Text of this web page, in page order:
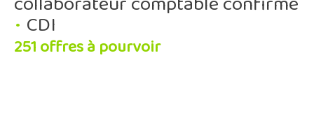
• CDI
251 offres à pourvoir